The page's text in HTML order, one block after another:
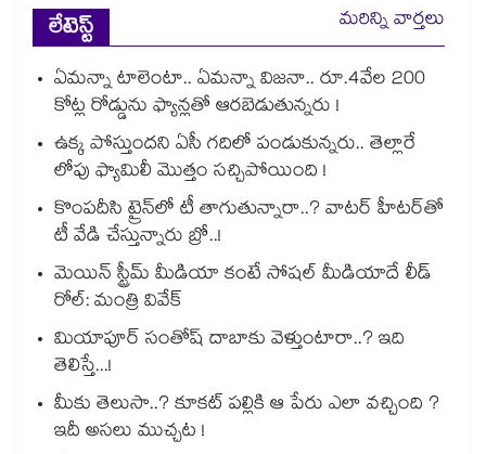
లేటెస్ట్
మరిన్ని వార్తలు
ఏమన్నా టాలెంటా.. ఏమన్నా విజనా.. రూ.4వేల 200
కోట్ల రోడ్డును ఫ్యాన్లతో ఆరబెడుతున్నరు !
ఉక్క పోస్తుందని ఏసీ గదిలో పండుకున్నరు.. తెల్లారే
లోపు ఫ్యామిలీ మొత్తం సచ్చిపోయింది !
కొంపదీసి ట్రైన్⁬లో టీ తాగుతున్నారా..? వాటర్ హీటర్⁭⁭తో
టీ వేడి చేస్తున్నారు బ్రో..!
మెయిన్ స్ట్రీమ్ మీడియా కంటే సోషల్ మీడియాదే లీడ్
రోల్: మంత్రి వివేక్
మియాపూర్ సంతోష్ దాబాకు వెళ్తుంటారా..? ఇది
తెలిస్తే...!
మీకు తెలుసా..? కూకట్ పల్లికి ఆ పేరు ఎలా వచ్చింది ?
ఇదీ అసలు ముచ్చట !